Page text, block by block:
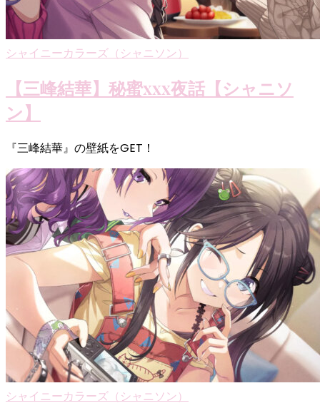
シャイニーカラーズ（シャニソン）
【三峰結華】秘蜜xxx夜話【シャニソ
ン】
『三峰結華』の壁紙をGET！
シャイニーカラーズ（シャニソン）